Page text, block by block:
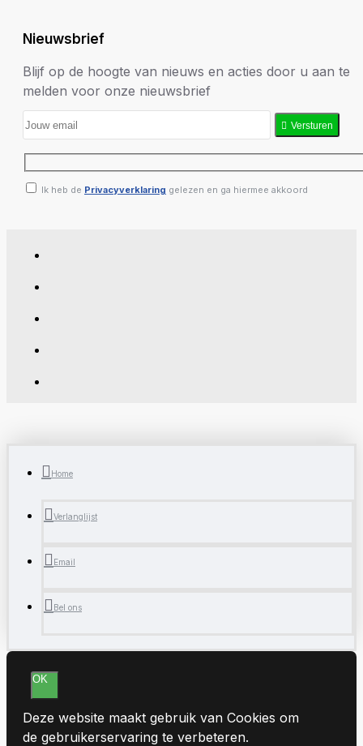
Nieuwsbrief
Blijf op de hoogte van nieuws en acties door u aan te
melden voor onze nieuwsbrief
Versturen
Ik heb de Privacyverklaring gelezen en ga hiermee akkoord
Home
Verlanglijst
Email
Bel ons
OK
Deze website maakt gebruik van Cookies om
de gebruikerservaring te verbeteren.